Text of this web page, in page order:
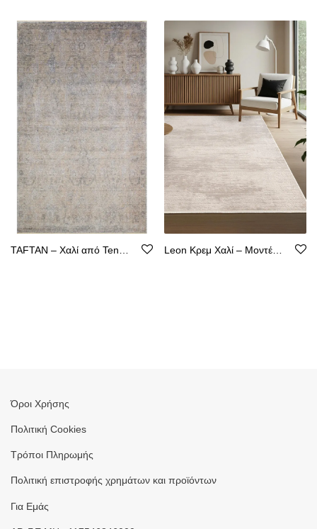
Όροι Χρήσης
Πολιτική Cookies
Τρόποι Πληρωμής
Πολιτική επιστροφής χρημάτων και προϊόντων
Για Εμάς